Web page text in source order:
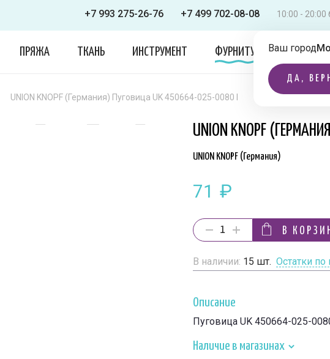
+7 993 275-26-76 +7 499 702-08-08 10:00 -
Ваш город
ДА,
ПРЯЖА ТКАНЬ ИНСТРУМЕНТ ФУРНИТУРА ОДЕЖДА
UNION KNOPF (Германия) Пуговица UK 450664-025-0080 I
UNION KNOPF
UNION KNOPF (Германия)
71 ₽
В
В наличии: 15 шт. Остатки по
Описание
Пуговица UK 450664-025-
Наличие в магазинах